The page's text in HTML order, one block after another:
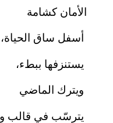
الأمان كشامة
أسفل ساق الحياة،
يستنزفها ببطء،
ويترك الماضي
يترسّب في قالب